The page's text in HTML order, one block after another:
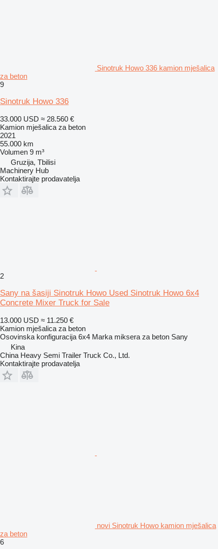
Sinotruk Howo 336 kamion mješalica
za beton
9
Sinotruk Howo 336
33.000 USD ≈ 28.560 €
Kamion mješalica za beton
2021
55.000 km
Volumen 9 m³
Gruzija, Tbilisi
Machinery Hub
Kontaktirajte prodavatelja
2
Sany na šasiji Sinotruk Howo Used Sinotruk Howo 6x4
Concrete Mixer Truck for Sale
13.000 USD ≈ 11.250 €
Kamion mješalica za beton
Osovinska konfiguracija 6x4 Marka miksera za beton Sany
Kina
China Heavy Semi Trailer Truck Co., Ltd.
Kontaktirajte prodavatelja
novi Sinotruk Howo kamion mješalica
za beton
6